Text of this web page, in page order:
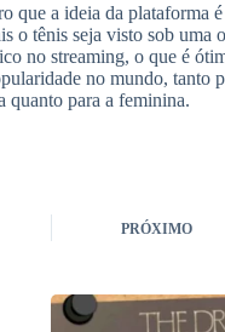
que a ideia da plataforma
o tênis seja visto sob uma
no streaming, o que é
no mundo, tanto
quanto para a feminina.
PRÓXIMO